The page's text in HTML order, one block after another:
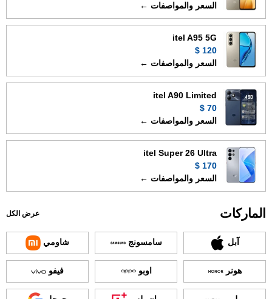
السعر والمواصفات ←
itel A95 5G
120 $
السعر والمواصفات ←
itel A90 Limited
70 $
السعر والمواصفات ←
itel Super 26 Ultra
170 $
السعر والمواصفات ←
الماركات عرض الكل
آبل سامسونج شاومي
هونر اوبو فيفو